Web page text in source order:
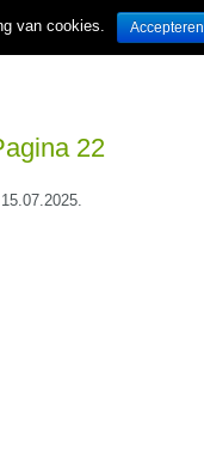
22
van cookies. Accepteren